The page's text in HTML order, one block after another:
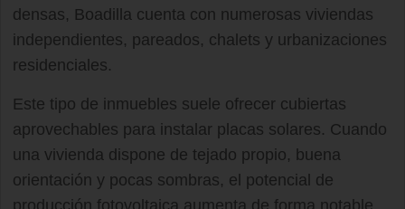
densas, Boadilla cuenta con numerosas viviendas
independientes, pareados, chalets y urbanizaciones
residenciales.
Este tipo de inmuebles suele ofrecer cubiertas
aprovechables para instalar placas solares. Cuando
una vivienda dispone de tejado propio, buena
orientación y pocas sombras, el potencial de